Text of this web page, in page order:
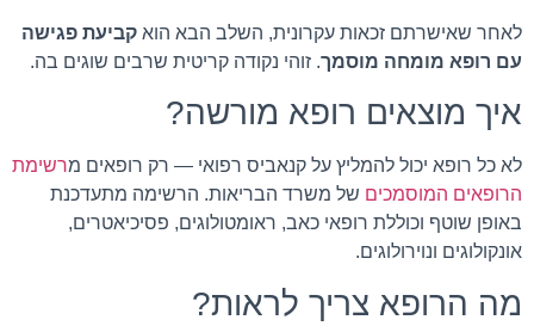
לאחר שאישרתם זכאות עקרונית, השלב הבא הוא קביעת פגישה
עם רופא מומחה מוסמך. זוהי נקודה קריטית שרבים שוגים בה.
איך מוצאים רופא מורשה?
לא כל רופא יכול להמליץ על קנאביס רפואי — רק רופאים מרשימת
הרופאים המוסמכים של משרד הבריאות. הרשימה מתעדכנת
באופן שוטף וכוללת רופאי כאב, ראומטולוגים, פסיכיאטרים,
אונקולוגים ונוירולוגים.
מה הרופא צריך לראות?